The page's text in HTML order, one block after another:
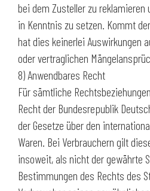
bei dem Zusteller zu reklamieren
in Kenntnis zu setzen. Kommt
hat dies keinerlei Auswirkungen
oder vertraglichen
8) Anwendbares Recht
Für sämtliche
Recht der Bundesrepublik
der Gesetze über den
Waren. Bei Verbrauchern gilt
insoweit, als nicht der gewährte
Bestimmungen des Rechts des